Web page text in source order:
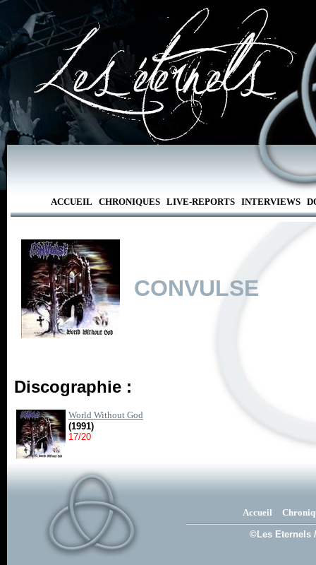
ACCUEIL CHRONIQUES LIVE-REPORTS INTERVIEWS
CONVULSE
Discographie :
World Without God
(1991)
17/20
Accueil
©Les Eternels